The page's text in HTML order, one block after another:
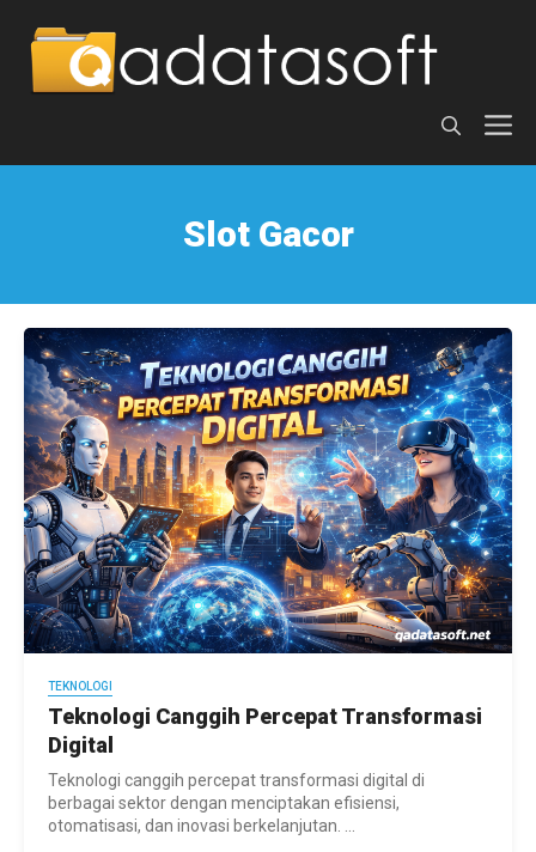
Slot Gacor
TEKNOLOGI
Teknologi Canggih Percepat Transformasi
Digital
Teknologi canggih percepat transformasi digital di
berbagai sektor dengan menciptakan efisiensi,
otomatisasi, dan inovasi berkelanjutan. ...